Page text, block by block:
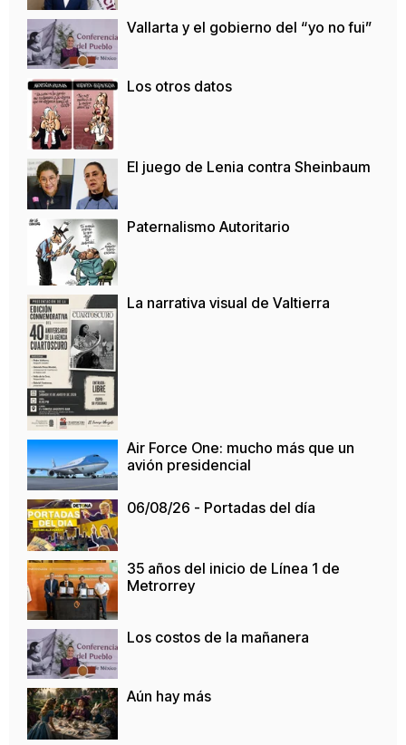
Vallarta y el gobierno del “yo no fui”
Los otros datos
El juego de Lenia contra Sheinbaum
Paternalismo Autoritario
La narrativa visual de Valtierra
Air Force One: mucho más que un
avión presidencial
06/08/26 - Portadas del día
35 años del inicio de Línea 1 de
Metrorrey
Los costos de la mañanera
Aún hay más